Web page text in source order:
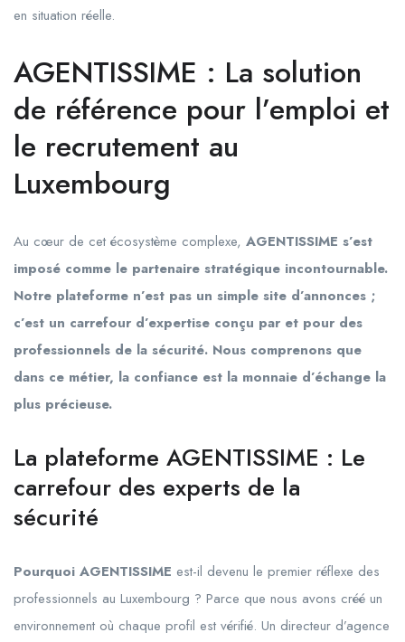
en situation réelle.
AGENTISSIME : La solution
de référence pour l’emploi et
le recrutement au
Luxembourg
Au cœur de cet écosystème complexe, AGENTISSIME s’est
imposé comme le partenaire stratégique incontournable.
Notre plateforme n’est pas un simple site d’annonces ;
c’est un carrefour d’expertise conçu par et pour des
professionnels de la sécurité. Nous comprenons que
dans ce métier, la confiance est la monnaie d’échange la
plus précieuse.
La plateforme AGENTISSIME : Le
carrefour des experts de la
sécurité
Pourquoi AGENTISSIME est-il devenu le premier réflexe des
professionnels au Luxembourg ? Parce que nous avons créé un
environnement où chaque profil est vérifié. Un directeur d’agence